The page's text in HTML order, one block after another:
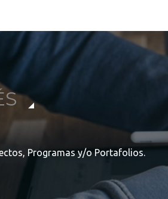
Programas y/o Portafolios.